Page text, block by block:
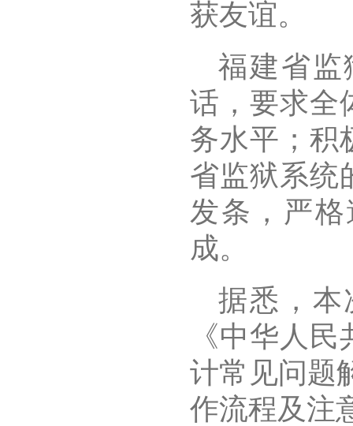
获友谊。
福建省监
话，要求全
务水平；积
省监狱系统
发条，严
成。
据悉，本
《中华人
计常见问题
作流程及注